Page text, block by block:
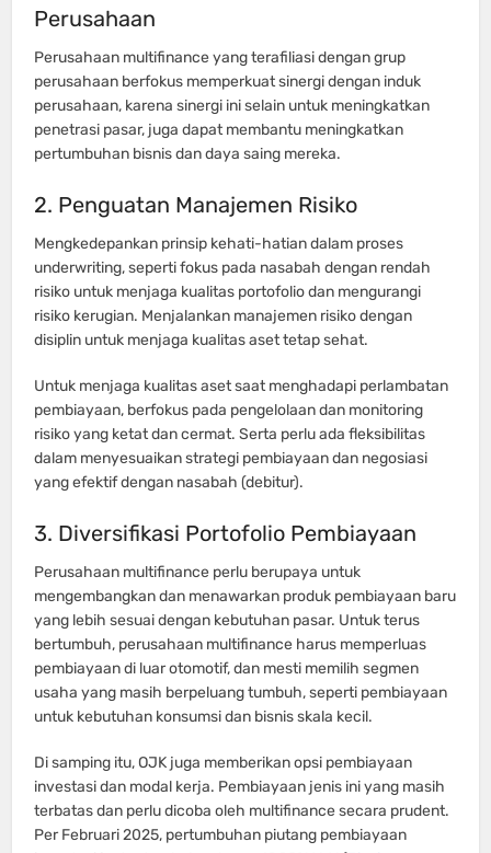
Perusahaan
Perusahaan multifinance yang terafiliasi dengan grup
perusahaan berfokus memperkuat sinergi dengan induk
perusahaan, karena sinergi ini selain untuk meningkatkan
penetrasi pasar, juga dapat membantu meningkatkan
pertumbuhan bisnis dan daya saing mereka.
2. Penguatan Manajemen Risiko
Mengkedepankan prinsip kehati-hatian dalam proses
underwriting, seperti fokus pada nasabah dengan rendah
risiko untuk menjaga kualitas portofolio dan mengurangi
risiko kerugian. Menjalankan manajemen risiko dengan
disiplin untuk menjaga kualitas aset tetap sehat.
Untuk menjaga kualitas aset saat menghadapi perlambatan
pembiayaan, berfokus pada pengelolaan dan monitoring
risiko yang ketat dan cermat. Serta perlu ada fleksibilitas
dalam menyesuaikan strategi pembiayaan dan negosiasi
yang efektif dengan nasabah (debitur).
3. Diversifikasi Portofolio Pembiayaan
Perusahaan multifinance perlu berupaya untuk
mengembangkan dan menawarkan produk pembiayaan baru
yang lebih sesuai dengan kebutuhan pasar. Untuk terus
bertumbuh, perusahaan multifinance harus memperluas
pembiayaan di luar otomotif, dan mesti memilih segmen
usaha yang masih berpeluang tumbuh, seperti pembiayaan
untuk kebutuhan konsumsi dan bisnis skala kecil.
Di samping itu, OJK juga memberikan opsi pembiayaan
investasi dan modal kerja. Pembiayaan jenis ini yang masih
terbatas dan perlu dicoba oleh multifinance secara prudent.
Per Februari 2025, pertumbuhan piutang pembiayaan